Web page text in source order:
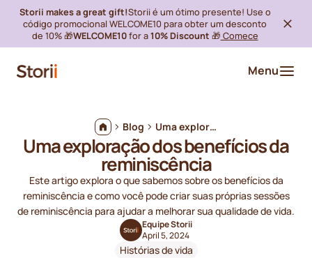
Storii makes a great gift!Storii é um ótimo presente! Use o
código promocional WELCOME10 para obter um desconto
de 10% 🎁WELCOME10for a10% Discount 🎁 Comece
Menu
Blog Uma exploração dos benefícios da reminiscência
Uma exploração dos benefícios da
reminiscência
Este artigo explora o que sabemos sobre os benefícios da
reminiscência e como você pode criar suas próprias sessões
de reminiscência para ajudar a melhorar sua qualidade de vida.
Equipe Storii
April 5, 2024
Histórias de vida